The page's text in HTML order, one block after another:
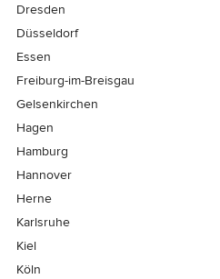
Dresden
Düsseldorf
Essen
Freiburg-im-Breisgau
Gelsenkirchen
Hagen
Hamburg
Hannover
Herne
Karlsruhe
Kiel
Köln